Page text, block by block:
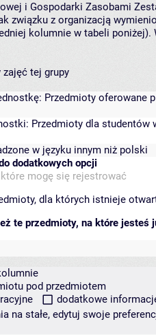
i Gospodarki Zasobami
związku z organizacją
kolumnie w tabeli
zajęć tej grupy
Przedmioty oferowane
Przedmioty dla studentów
w języku innym niż polski
dodatkowych opcji
mogę się rejestrować
dla których istnieje
te przedmioty, na które jesteś
pod przedmiotem
dodatkowe
na stałe, edytuj swoje